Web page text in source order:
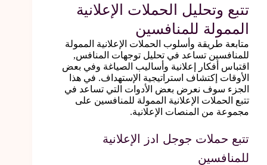
تتبع وتحليل الحملات الإعلانية
الممولة للمنافسين
متابعة طريقة وأسلوب الحملات الإعلانية الممولة
للمنافسين تساعد في تحليل توجهات المنافس,
اقتباس أفكار إعلانية وأساليب الصياغة وفي بعض
الأوقات إكتشاف استراتيجية الإستهداف. في هذا
الجزء سوف نعرض بعض الأدوات التي تساعد في
تتبع الحملات الإعلانية الممولة للمنافسين على
مجموعة من المنصات الإعلانية.
تتبع حملات جوجل ادز الإعلانية
للمنافسين